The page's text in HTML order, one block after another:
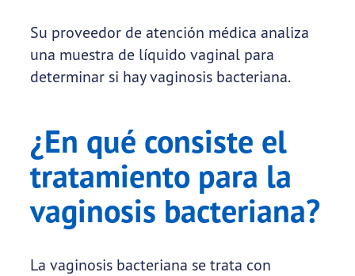
Su proveedor de atención médica analiza
una muestra de líquido vaginal para
determinar si hay vaginosis bacteriana.
¿En qué consiste el
tratamiento para la
vaginosis bacteriana?
La vaginosis bacteriana se trata con